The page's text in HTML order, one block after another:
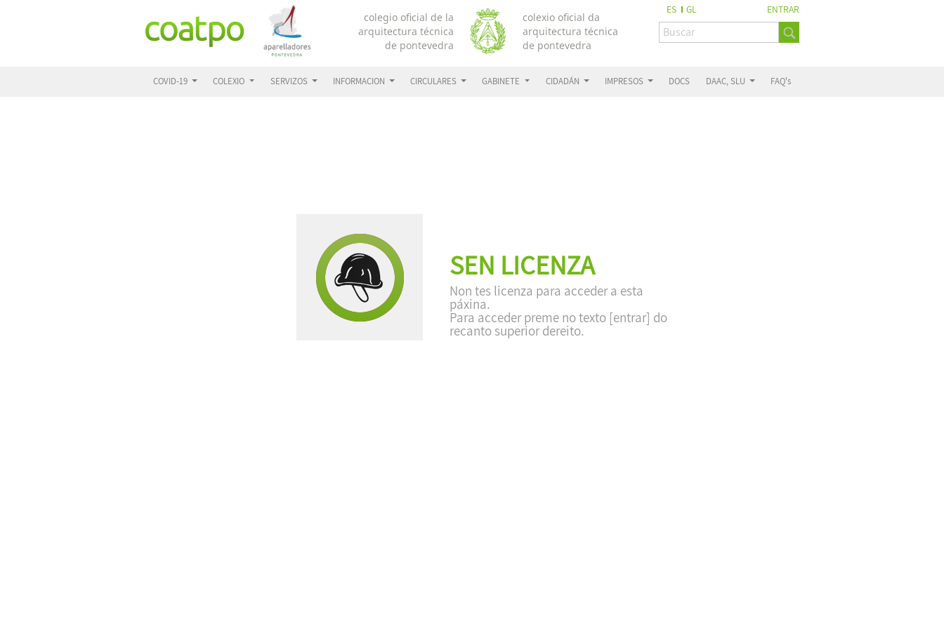
ES GL ENTRAR
COVID-19 COLEXIO SERVIZOS INFORMACION CIRCULARES GABINETE CIDADÁN IMPRESOS DOCS DAAC, SLU FAQ's
SEN LICENZA
Non tes licenza para acceder a esta
páxina.
Para acceder preme no texto [entrar] do
recanto superior dereito.